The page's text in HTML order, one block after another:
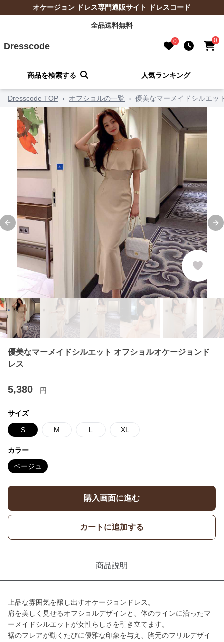
オケージョン ドレス専門通販サイト ドレスコード
全品送料無料
Dresscode 0 0
商品を検索する 人気ランキング
Dresscode TOP › オフショルの一覧 › 優美なマーメイドシルエッ
Previous slide
優美なマーメイドシルエット オフショルオケージョンド
レス
5,380 円
サイズ
S M L XL
カラー
ベージュ
購入画面に進む
カートに追加する
商品説明
上品な雰囲気を醸し出すオケージョンドレス。
肩を美しく見せるオフショルデザインと、体のラインに沿ったマ
ーメイドシルエットが女性らしさを引き立てます。
裾のフレアが動くたびに優雅な印象を与え、胸元のフリルデザイ